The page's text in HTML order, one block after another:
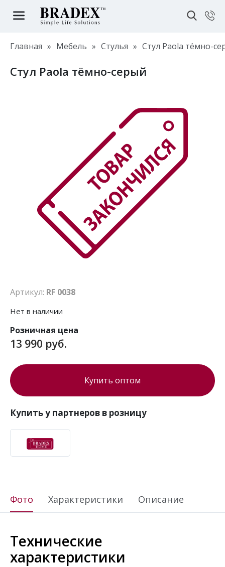
Главная » Мебель » Стулья » Стул Paola тёмно-
Стул Paola тёмно-серый
Артикул: RF 0038
Нет в наличии
Розничная цена
13 990 руб.
Купить оптом
Купить у партнеров в розницу
Фото Характеристики Описание
Технические
характеристики